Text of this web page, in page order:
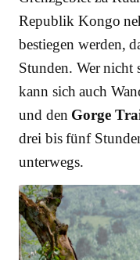
Republik Kongo
bestiegen werden,
Stunden. Wer
kann sich auch
und den Gorge
drei bis fünf
unterwegs.